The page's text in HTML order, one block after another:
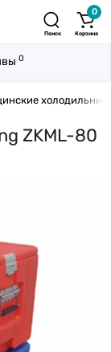
Поиск
0
Корзина
ZKML-80
0